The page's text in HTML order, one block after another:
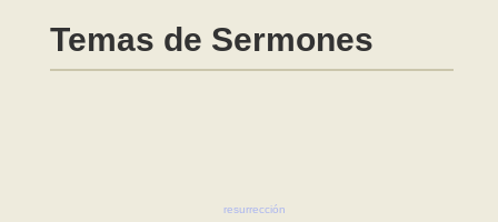
Temas de Sermones
resurrección